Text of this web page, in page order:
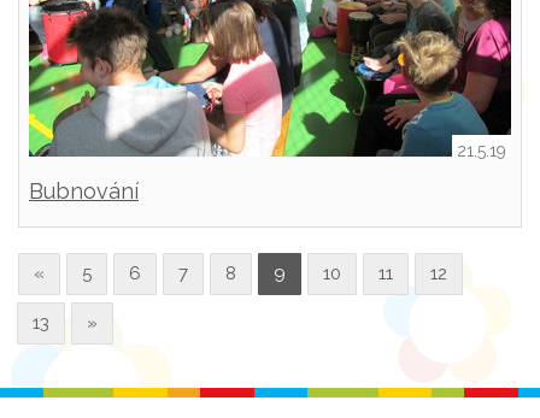
21.5.19
Bubnování
« 5 6 7 8 9 10 11 12
13 »